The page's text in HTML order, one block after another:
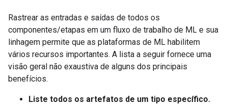
Rastrear as entradas e saídas de todos os
componentes/etapas em um fluxo de trabalho de ML e sua
linhagem permite que as plataformas de ML habilitem
vários recursos importantes. A lista a seguir fornece uma
visão geral não exaustiva de alguns dos principais
benefícios.
Liste todos os artefatos de um tipo específico.